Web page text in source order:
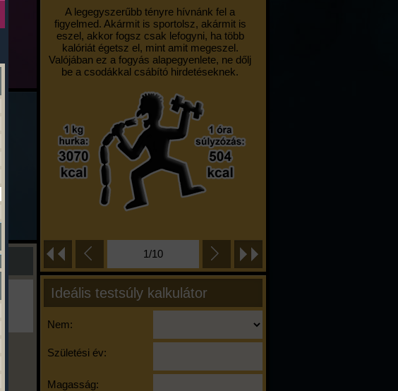
A legegyszerűbb tényre hívnánk fel a
figyelmed. Akármit is sportolsz, akármit is
eszel, akkor fogsz csak lefogyni, ha több
kalóriát égetsz el, mint amit megeszel.
Valójában ez a fogyás alapegyenlete, ne dőlj
be a csodákkal csábító hirdetéseknek.
1/10
Ideális testsúly kalkulátor
Nem:
Születési év:
Magasság: